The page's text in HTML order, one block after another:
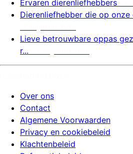
Ervaren dierenliefhebbers
Dierenliefhebber die op onze
Lieve betrouwbare oppas
r...
Over ons
Contact
Algemene Voorwaarden
Privacy en cookiebeleid
Klachtenbeleid